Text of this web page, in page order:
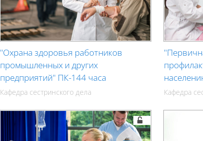
"Охрана здоровья работников
промышленных и других
предприятий" ПК-144 часа
Кафедра сестринского дела Кафедра